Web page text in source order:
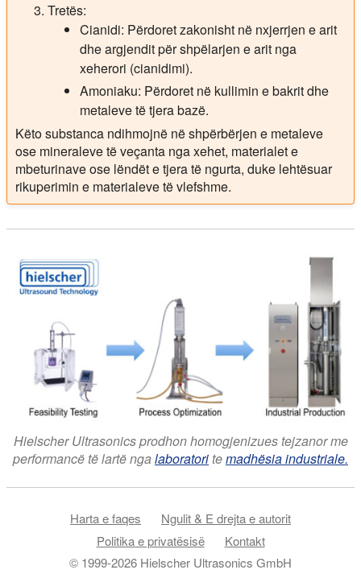
Tretës:
Cianidi: Përdoret zakonisht në nxjerrjen e arit
dhe argjendit për shpëlarjen e arit nga
xeherori (cianidimi).
Amoniaku: Përdoret në kullimin e bakrit dhe
metaleve të tjera bazë.
Këto substanca ndihmojnë në shpërbërjen e metaleve
ose mineraleve të veçanta nga xehet, materialet e
mbeturinave ose lëndët e tjera të ngurta, duke lehtësuar
rikuperimin e materialeve të vlefshme.
Hielscher Ultrasonics prodhon homogjenizues tejzanor me
performancë të lartë ngalaboratori temadhësia industriale.
Harta e faqes
Ngulit & E drejta e autorit
Politika e privatësisë
Kontakt
© 1999-2026 Hielscher Ultrasonics GmbH